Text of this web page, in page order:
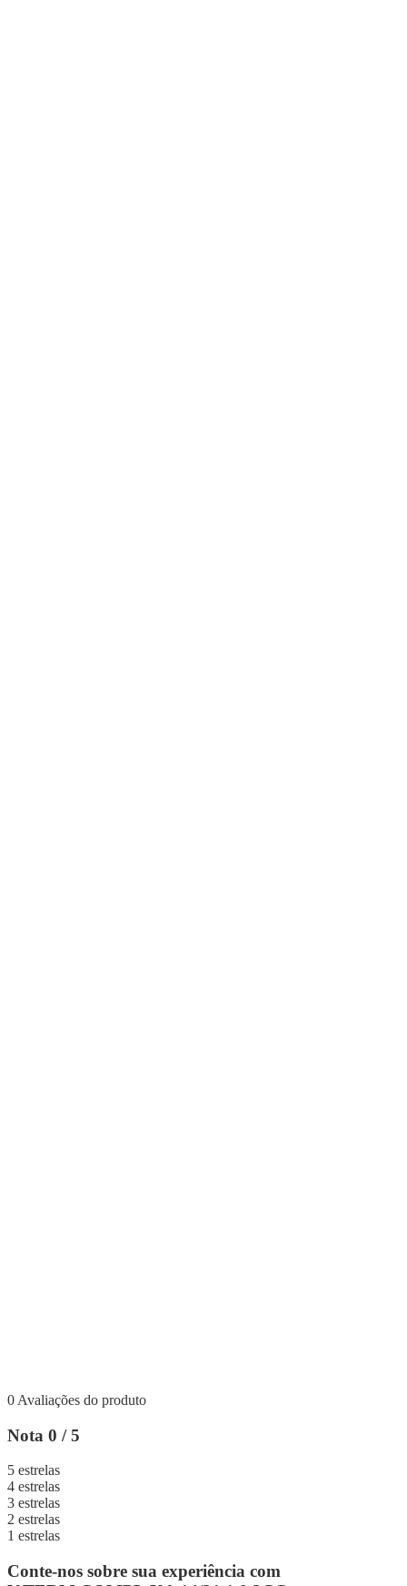
0 Avaliações do produto
Nota 0 / 5
5 estrelas
4 estrelas
3 estrelas
2 estrelas
1 estrelas
Conte-nos sobre sua experiência com